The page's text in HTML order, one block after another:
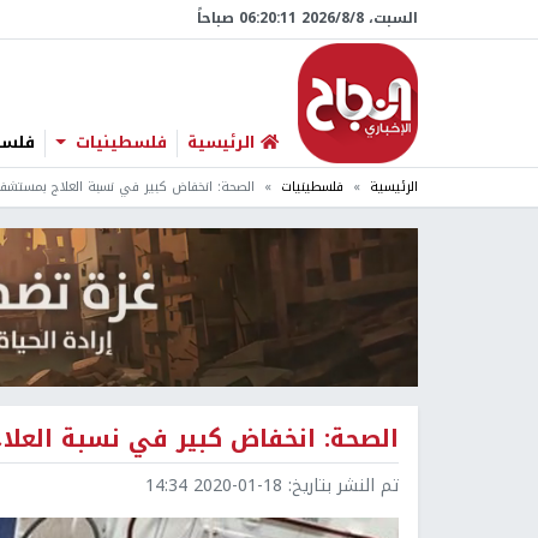
السبت، 8/‏8/‏2026 06:20:12 صباحاً
الرئيسية فلسطينيات
الرئيسية فلسطينيات الصحة: انخفاض كبير في نسبة العلاج
الصحة: انخفاض كبير في نسبة
تم النشر بتاريخ: 2020-01-18 14:34